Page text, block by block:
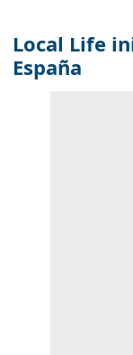
Local Life
España